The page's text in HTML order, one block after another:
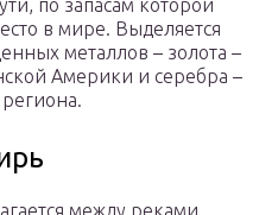
по запасам которой
в мире. Выделяется
металлов – золота –
Америки и серебра –
региона.
между реками